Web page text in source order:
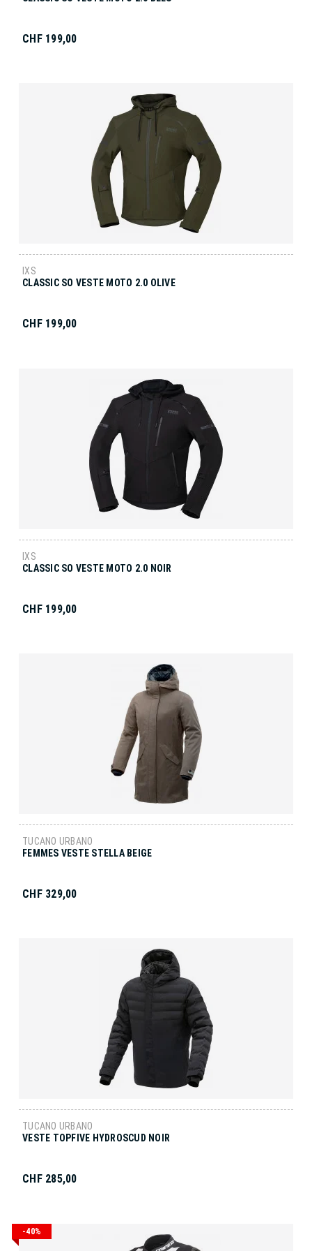
CHF 199,00
IXS
CLASSIC SO VESTE MOTO 2.0 OLIVE
CHF 199,00
IXS
CLASSIC SO VESTE MOTO 2.0 NOIR
CHF 199,00
TUCANO URBANO
FEMMES VESTE STELLA BEIGE
CHF 329,00
TUCANO URBANO
VESTE TOPFIVE HYDROSCUD NOIR
CHF 285,00
-40%